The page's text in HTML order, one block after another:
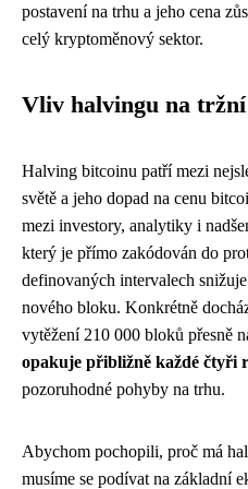
postavení na trhu a jeho cena
celý kryptoměnový sektor.
Vliv halvingu na
Halving bitcoinu patří mezi
světě a jeho dopad na cenu
mezi investory, analytiky i
který je přímo zakódován do
definovaných intervalech
nového bloku. Konkrétně
vytěžení 210 000 bloků přesně
opakuje přibližně každé čtyři
pozoruhodné pohyby na trhu.
Abychom pochopili, proč má
musíme se podívat na základní